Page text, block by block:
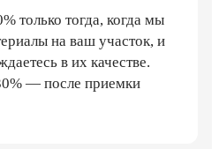
только тогда, когда мы
на ваш участок, и
в их качестве.
— после приемки